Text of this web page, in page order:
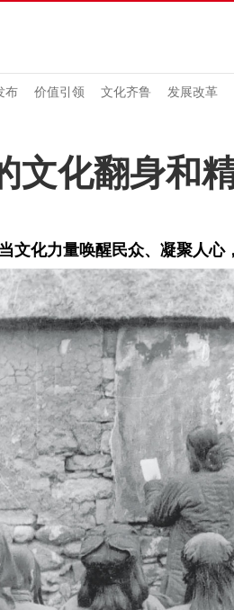
布 价值引领 文化齐鲁 发展改革
文化翻身和
当文化力量唤醒民众、凝聚人心